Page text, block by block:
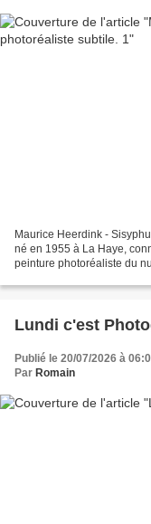
Maurice Heerdink -
né en 1955 à La Haye,
peinture photoréaliste du
Lundi c'est
Publié le 20/07/2026 à
Par Romain